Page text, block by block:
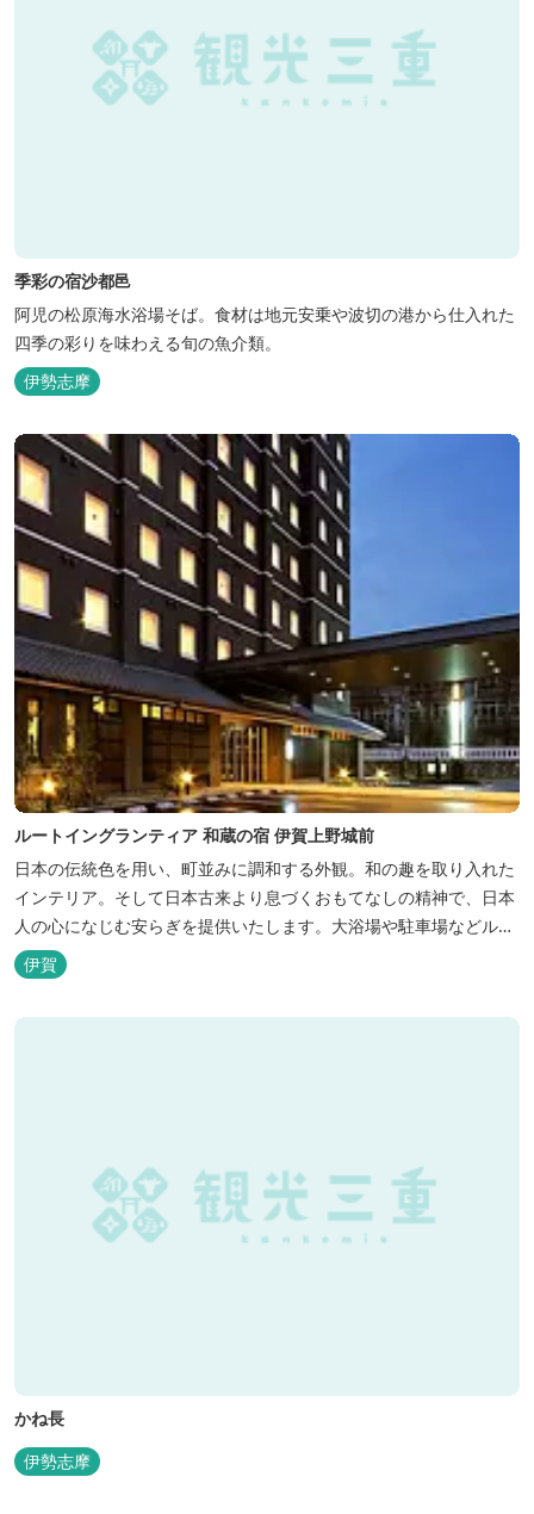
季彩の宿沙都邑
阿児の松原海水浴場そば。食材は地元安乗や波切の港から仕入れた
四季の彩りを味わえる旬の魚介類。
伊勢志摩
ルートイングランティア 和蔵の宿 伊賀上野城前
日本の伝統色を用い、町並みに調和する外観。和の趣を取り入れた
インテリア。そして日本古来より息づくおもてなしの精神で、日本
人の心になじむ安らぎを提供いたします。大浴場や駐車場などルー
トインホテルズの機能性や利便性はそのままに、穏やかな和のニュ
アンスを湛えた空間は、ビジネスにも観光にも、幅広くお役立てい
ただけるホテルです。
伊賀
かね長
伊勢志摩